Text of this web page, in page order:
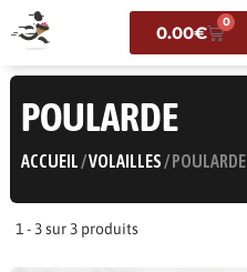
0.00€
0
POULARDE
ACCUEIL /VOLAILLES / POULARDE
1 - 3 sur 3 produits